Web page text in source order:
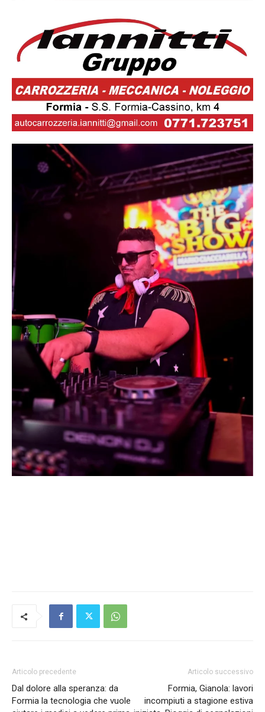
Articolo precedente
Dal dolore alla speranza: da
Formia la tecnologia che vuole
Articolo successivo
Formia, Gianola: lavori
incompiuti a stagione estiva